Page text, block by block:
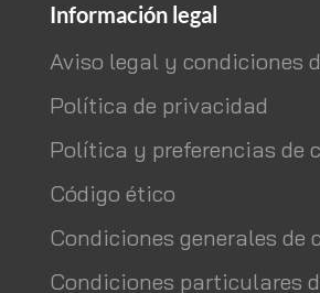
Información legal
Aviso legal y condiciones
Política de privacidad
Política y preferencias de
Código ético
Condiciones generales de
Condiciones particulares